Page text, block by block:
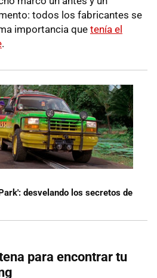
todos los fabricantes se
importancia que tenía el
.
desvelando los secretos de
para encontrar tu